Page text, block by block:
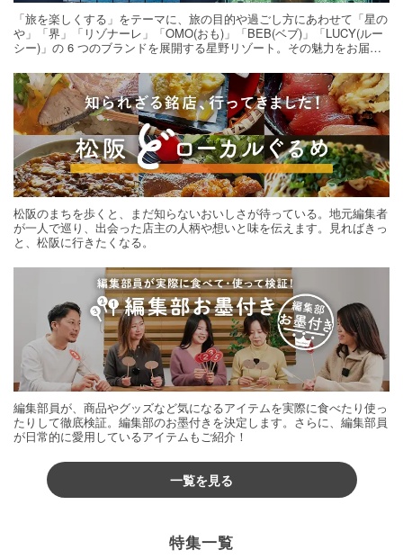
「旅を楽しくする」をテーマに、旅の目的や過ごし方にあわせて「星の
や」「界」「リゾナーレ」「OMO(おも)」「BEB(ベブ)」「LUCY(ルー
シー)」の 6 つのブランドを展開する星野リゾート。その魅力をお届け
松阪のまちを歩くと、まだ知らないおいしさが待っている。地元編集者
が一人で巡り、出会った店主の人柄や想いと味を伝えます。見ればきっ
と、松阪に行きたくなる。
編集部員が、商品やグッズなど気になるアイテムを実際に食べたり使っ
たりして徹底検証。編集部のお墨付きを決定します。さらに、編集部員
が日常的に愛用しているアイテムもご紹介！
一覧を見る
特集一覧